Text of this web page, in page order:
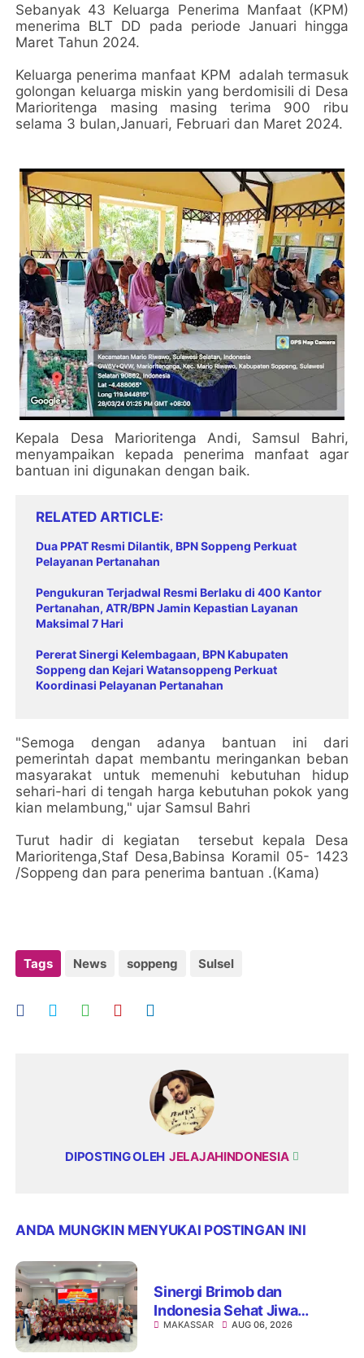
Sebanyak 43 Keluarga Penerima Manfaat (KPM)
menerima BLT DD pada periode Januari hingga
Maret Tahun 2024.
Keluarga penerima manfaat KPM adalah termasuk
golongan keluarga miskin yang berdomisili di Desa
Marioritenga masing masing terima 900 ribu
selama 3 bulan,Januari, Februari dan Maret 2024.
Kepala Desa Marioritenga Andi, Samsul Bahri,
menyampaikan kepada penerima manfaat agar
bantuan ini digunakan dengan baik.
RELATED ARTICLE
Dua PPAT Resmi Dilantik, BPN Soppeng Perkuat
Pelayanan Pertanahan
Pengukuran Terjadwal Resmi Berlaku di 400 Kantor
Pertanahan, ATR/BPN Jamin Kepastian Layanan
Maksimal 7 Hari
Pererat Sinergi Kelembagaan, BPN Kabupaten
Soppeng dan Kejari Watansoppeng Perkuat
Koordinasi Pelayanan Pertanahan
"Semoga dengan adanya bantuan ini dari
pemerintah dapat membantu meringankan beban
masyarakat untuk memenuhi kebutuhan hidup
sehari-hari di tengah harga kebutuhan pokok yang
kian melambung," ujar Samsul Bahri
Turut hadir di kegiatan tersebut kepala Desa
Marioritenga,Staf Desa,Babinsa Koramil 05- 1423
/Soppeng dan para penerima bantuan .(Kama)
Tags News soppeng Sulsel
DIPOSTING OLEH JELAJAHINDONESIA
ANDA MUNGKIN MENYUKAI POSTINGAN INI
Sinergi Brimob dan
Indonesia Sehat Jiwa
Hadirkan Pojok Curhat,
MAKASSAR AUG 06, 2026